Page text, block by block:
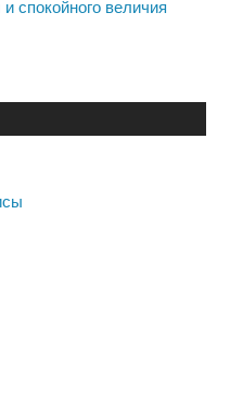
спокойного величия